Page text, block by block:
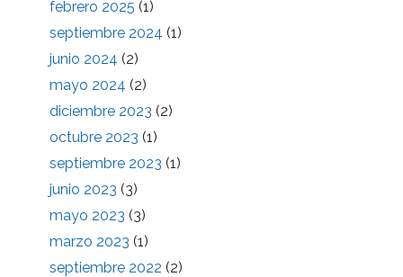
febrero 2025 (1)
septiembre 2024 (1)
junio 2024 (2)
mayo 2024 (2)
diciembre 2023 (2)
octubre 2023 (1)
septiembre 2023 (1)
junio 2023 (3)
mayo 2023 (3)
marzo 2023 (1)
septiembre 2022 (2)